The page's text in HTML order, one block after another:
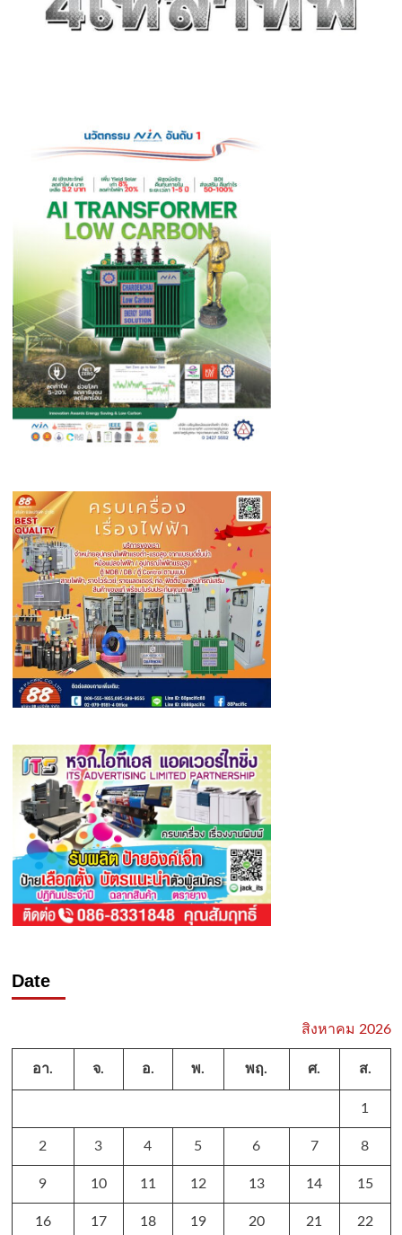
Date
สิงหาคม 2026
อา. จ. อ. พ. พฤ. ศ. ส.
1
2 3 4 5 6 7 8
9 10 11 12 13 14 15
16 17 18 19 20 21 22